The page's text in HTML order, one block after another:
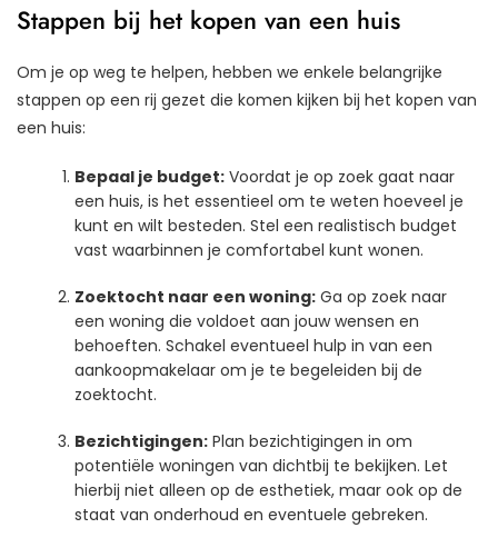
Stappen bij het kopen van een huis
Om je op weg te helpen, hebben we enkele belangrijke
stappen op een rij gezet die komen kijken bij het kopen van
een huis:
Bepaal je budget: Voordat je op zoek gaat naar
een huis, is het essentieel om te weten hoeveel je
kunt en wilt besteden. Stel een realistisch budget
vast waarbinnen je comfortabel kunt wonen.
Zoektocht naar een woning: Ga op zoek naar
een woning die voldoet aan jouw wensen en
behoeften. Schakel eventueel hulp in van een
aankoopmakelaar om je te begeleiden bij de
zoektocht.
Bezichtigingen: Plan bezichtigingen in om
potentiële woningen van dichtbij te bekijken. Let
hierbij niet alleen op de esthetiek, maar ook op de
staat van onderhoud en eventuele gebreken.